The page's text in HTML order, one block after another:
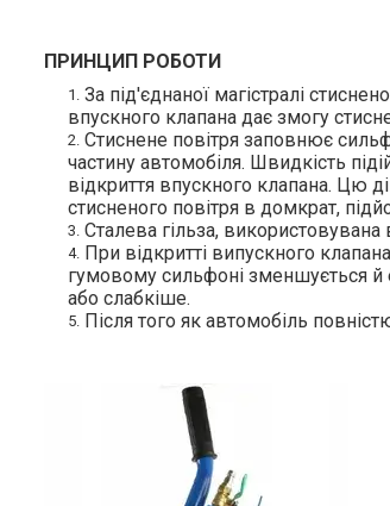
ПРИНЦИП РОБОТИ
За під'єднаної магістралі
впускного клапана дає змогу
Стиснене повітря заповнює
частину автомобіля. Швидкість
відкриття впускного клапана. Цю
стисненого повітря в домкрат,
Сталева гільза, використовувана
При відкритті випускного
гумовому сильфоні зменшується
або слабкіше.
Після того як автомобіль